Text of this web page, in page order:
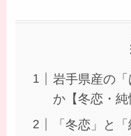
岩手県産の
か【冬恋・純
「冬恋」と